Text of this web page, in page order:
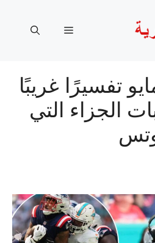
القائمة
تفسيرًا غريبًا
الجزاء التي